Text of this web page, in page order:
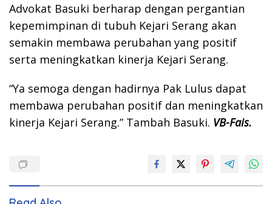
Advokat Basuki berharap dengan pergantian
kepemimpinan di tubuh Kejari Serang akan
semakin membawa perubahan yang positif
serta meningkatkan kinerja Kejari Serang.
“Ya semoga dengan hadirnya Pak Lulus dapat
membawa perubahan positif dan meningkatkan
kinerja Kejari Serang.” Tambah Basuki. VB-Fais.